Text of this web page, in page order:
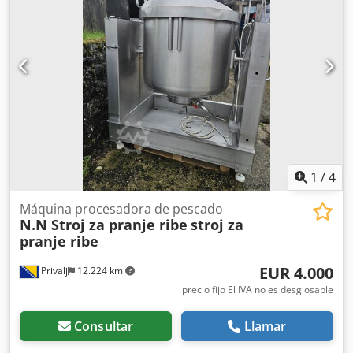
1 /4
Privalj 12.224 km
Máquina procesadora de pescado
N.N Stroj za pranje ribe stroj za
pranje ribe
EUR 4.000
precio fijo El IVA no es desglosable
Consultar Llamar